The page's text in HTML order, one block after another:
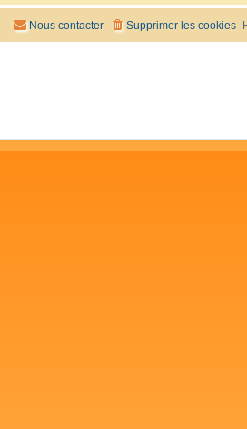
Supprimer les cookies
Nous contacter